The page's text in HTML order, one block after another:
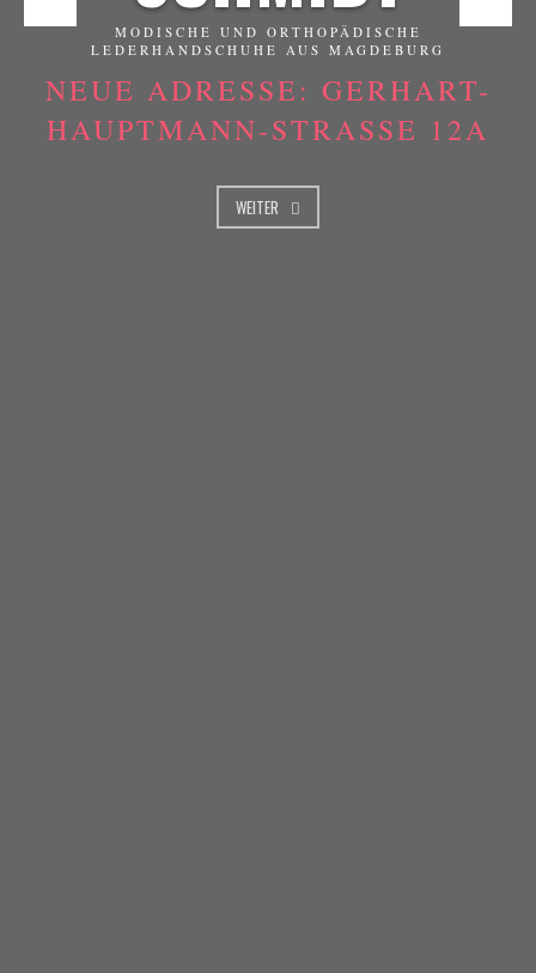
MODISCHE UND ORTHOPÄDISCHE
LEDERHANDSCHUHE AUS MAGDEBURG
NEUE ADRESSE: GERHART-
HAUPTMANN-STRASSE 12A
WEITER